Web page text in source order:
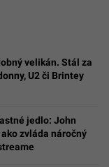
velikán. Stál za
U2 či Brintey
jedlo: John
zvláda náročný